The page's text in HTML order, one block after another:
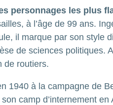
personnages les plus
à l’âge de 99 ans.
il marque par son style
de sciences politiques.
de routiers.
1940 à la campagne de
son camp d’internement